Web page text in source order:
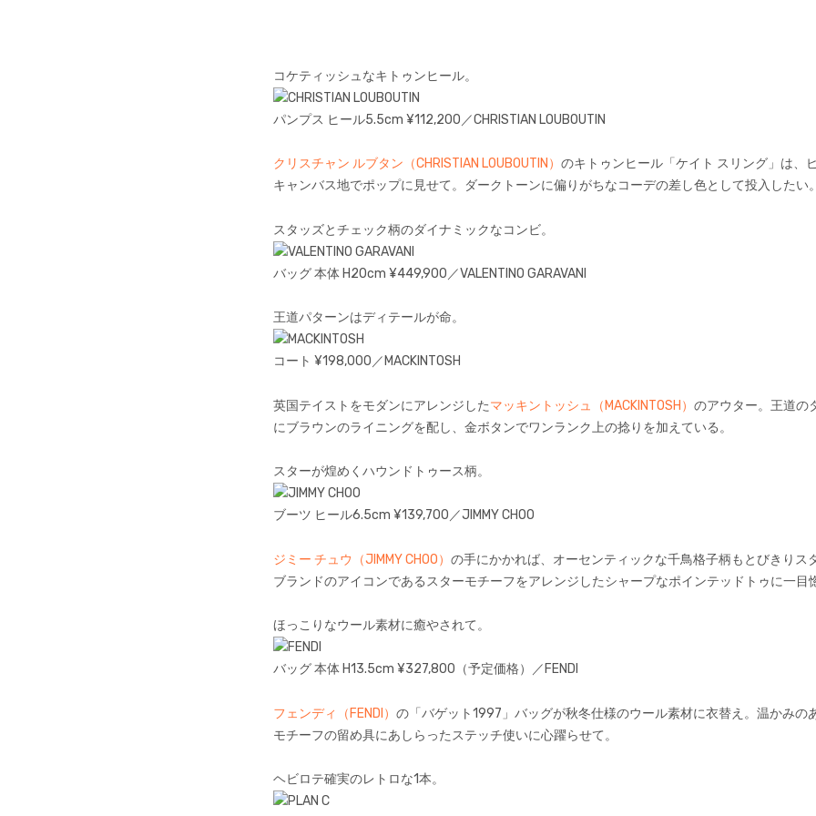
コケティッシュなキトゥンヒール。
パンプス ヒール5.5cm ¥112,200／CHRISTIAN LOUBOUTIN
クリスチャン ルブタン（CHRISTIAN LOUBOUTIN） のキトゥンヒール「ケイト スリング」は、
キャンバス地でポップに見せて。ダークトーンに偏りがちなコーデの差し色として投入したい。
スタッズとチェック柄のダイナミックなコンビ。
バッグ 本体 H20cm ¥449,900／VALENTINO GARAVANI
王道パターンはディテールが命。
コート ¥198,000／MACKINTOSH
英国テイストをモダンにアレンジしたマッキントッシュ（MACKINTOSH） のアウター。王道の
にブラウンのライニングを配し、金ボタンでワンランク上の捻りを加えている。
スターが煌めくハウンドトゥース柄。
ブーツ ヒール6.5cm ¥139,700／JIMMY CHOO
ジミー チュウ（JIMMY CHOO） の手にかかれば、オーセンティックな千鳥格子柄もとびきりス
ブランドのアイコンであるスターモチーフをアレンジしたシャープなポインテッドトゥに一目
ほっこりなウール素材に癒やされて。
バッグ 本体 H13.5cm ¥327,800（予定価格）／FENDI
フェンディ（FENDI） の「バゲット1997」バッグが秋冬仕様のウール素材に衣替え。温かみの
モチーフの留め具にあしらったステッチ使いに心躍らせて。
ヘビロテ確実のレトロな1本。